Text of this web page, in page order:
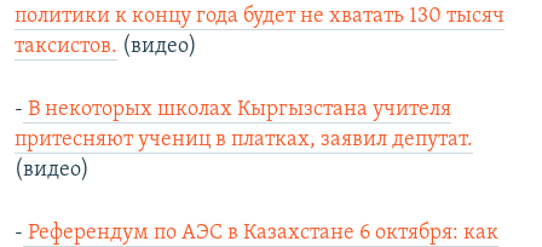
политики к концу года будет не хватать 130 тысяч
таксистов. (видео)
- В некоторых школах Кыргызстана учителя
притесняют учениц в платках, заявил депутат.
(видео)
- Референдум по АЭС в Казахстане 6 октября: как